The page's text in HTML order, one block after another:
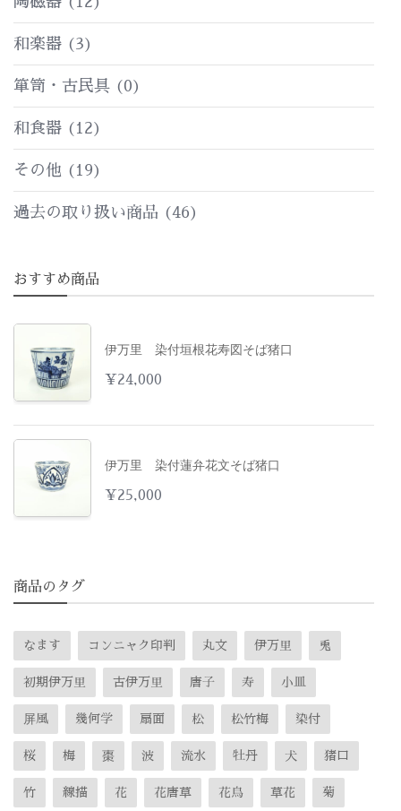
和楽器 (3)
箪笥・古民具 (0)
和食器 (12)
その他 (19)
過去の取り扱い商品 (46)
おすすめ商品
伊万里 染付垣根花寿図そば猪口
¥ 24,000
伊万里 染付蓮弁花文そば猪口
¥ 25,000
商品のタグ
なます コンニャク印判 丸文 伊万里 兎
初期伊万里 古伊万里 唐子 寿 小皿
屏風 幾何学 扇面 松 松竹梅 染付
桜 梅 棗 波 流水 牡丹 犬 猪口
竹 線描 花 花唐草 花鳥 草花 菊